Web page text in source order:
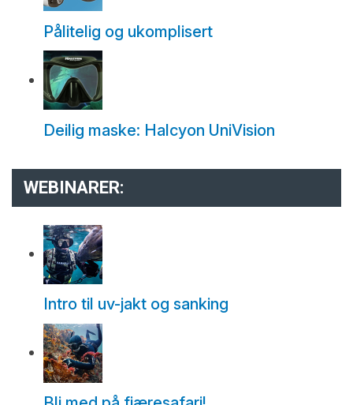
Pålitelig og ukomplisert
Deilig maske: Halcyon UniVision
WEBINARER:
Intro til uv-jakt og sanking